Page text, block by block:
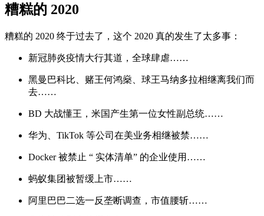
糟糕的 2020
糟糕的 2020 终于过去了，这个 2020 真的发生了太多事：
新冠肺炎疫情大行其道，全球肆虐……
黑曼巴科比、赌王何鸿燊、球王马纳多拉相继离我们而
去……
BD 大战懂王，米国产生第一位女性副总统……
华为、TikTok 等公司在美业务相继被禁……
Docker 被禁止 “ 实体清单” 的企业使用……
蚂蚁集团被暂缓上市……
阿里巴巴二选一反垄断调查，市值腰斩……